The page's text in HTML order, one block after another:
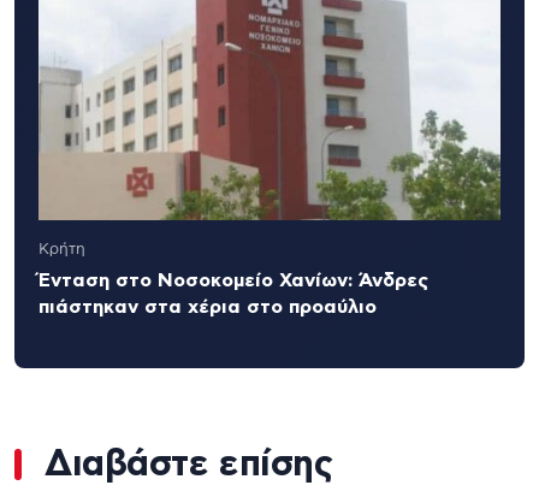
Κρήτη
Ένταση στο Νοσοκομείο Χανίων: Άνδρες
πιάστηκαν στα χέρια στο προαύλιο
Διαβάστε επίσης